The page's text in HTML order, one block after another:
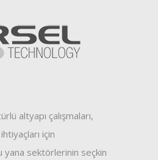
altyapı çalışmaları,
için
yana sektörlerinin seçkin